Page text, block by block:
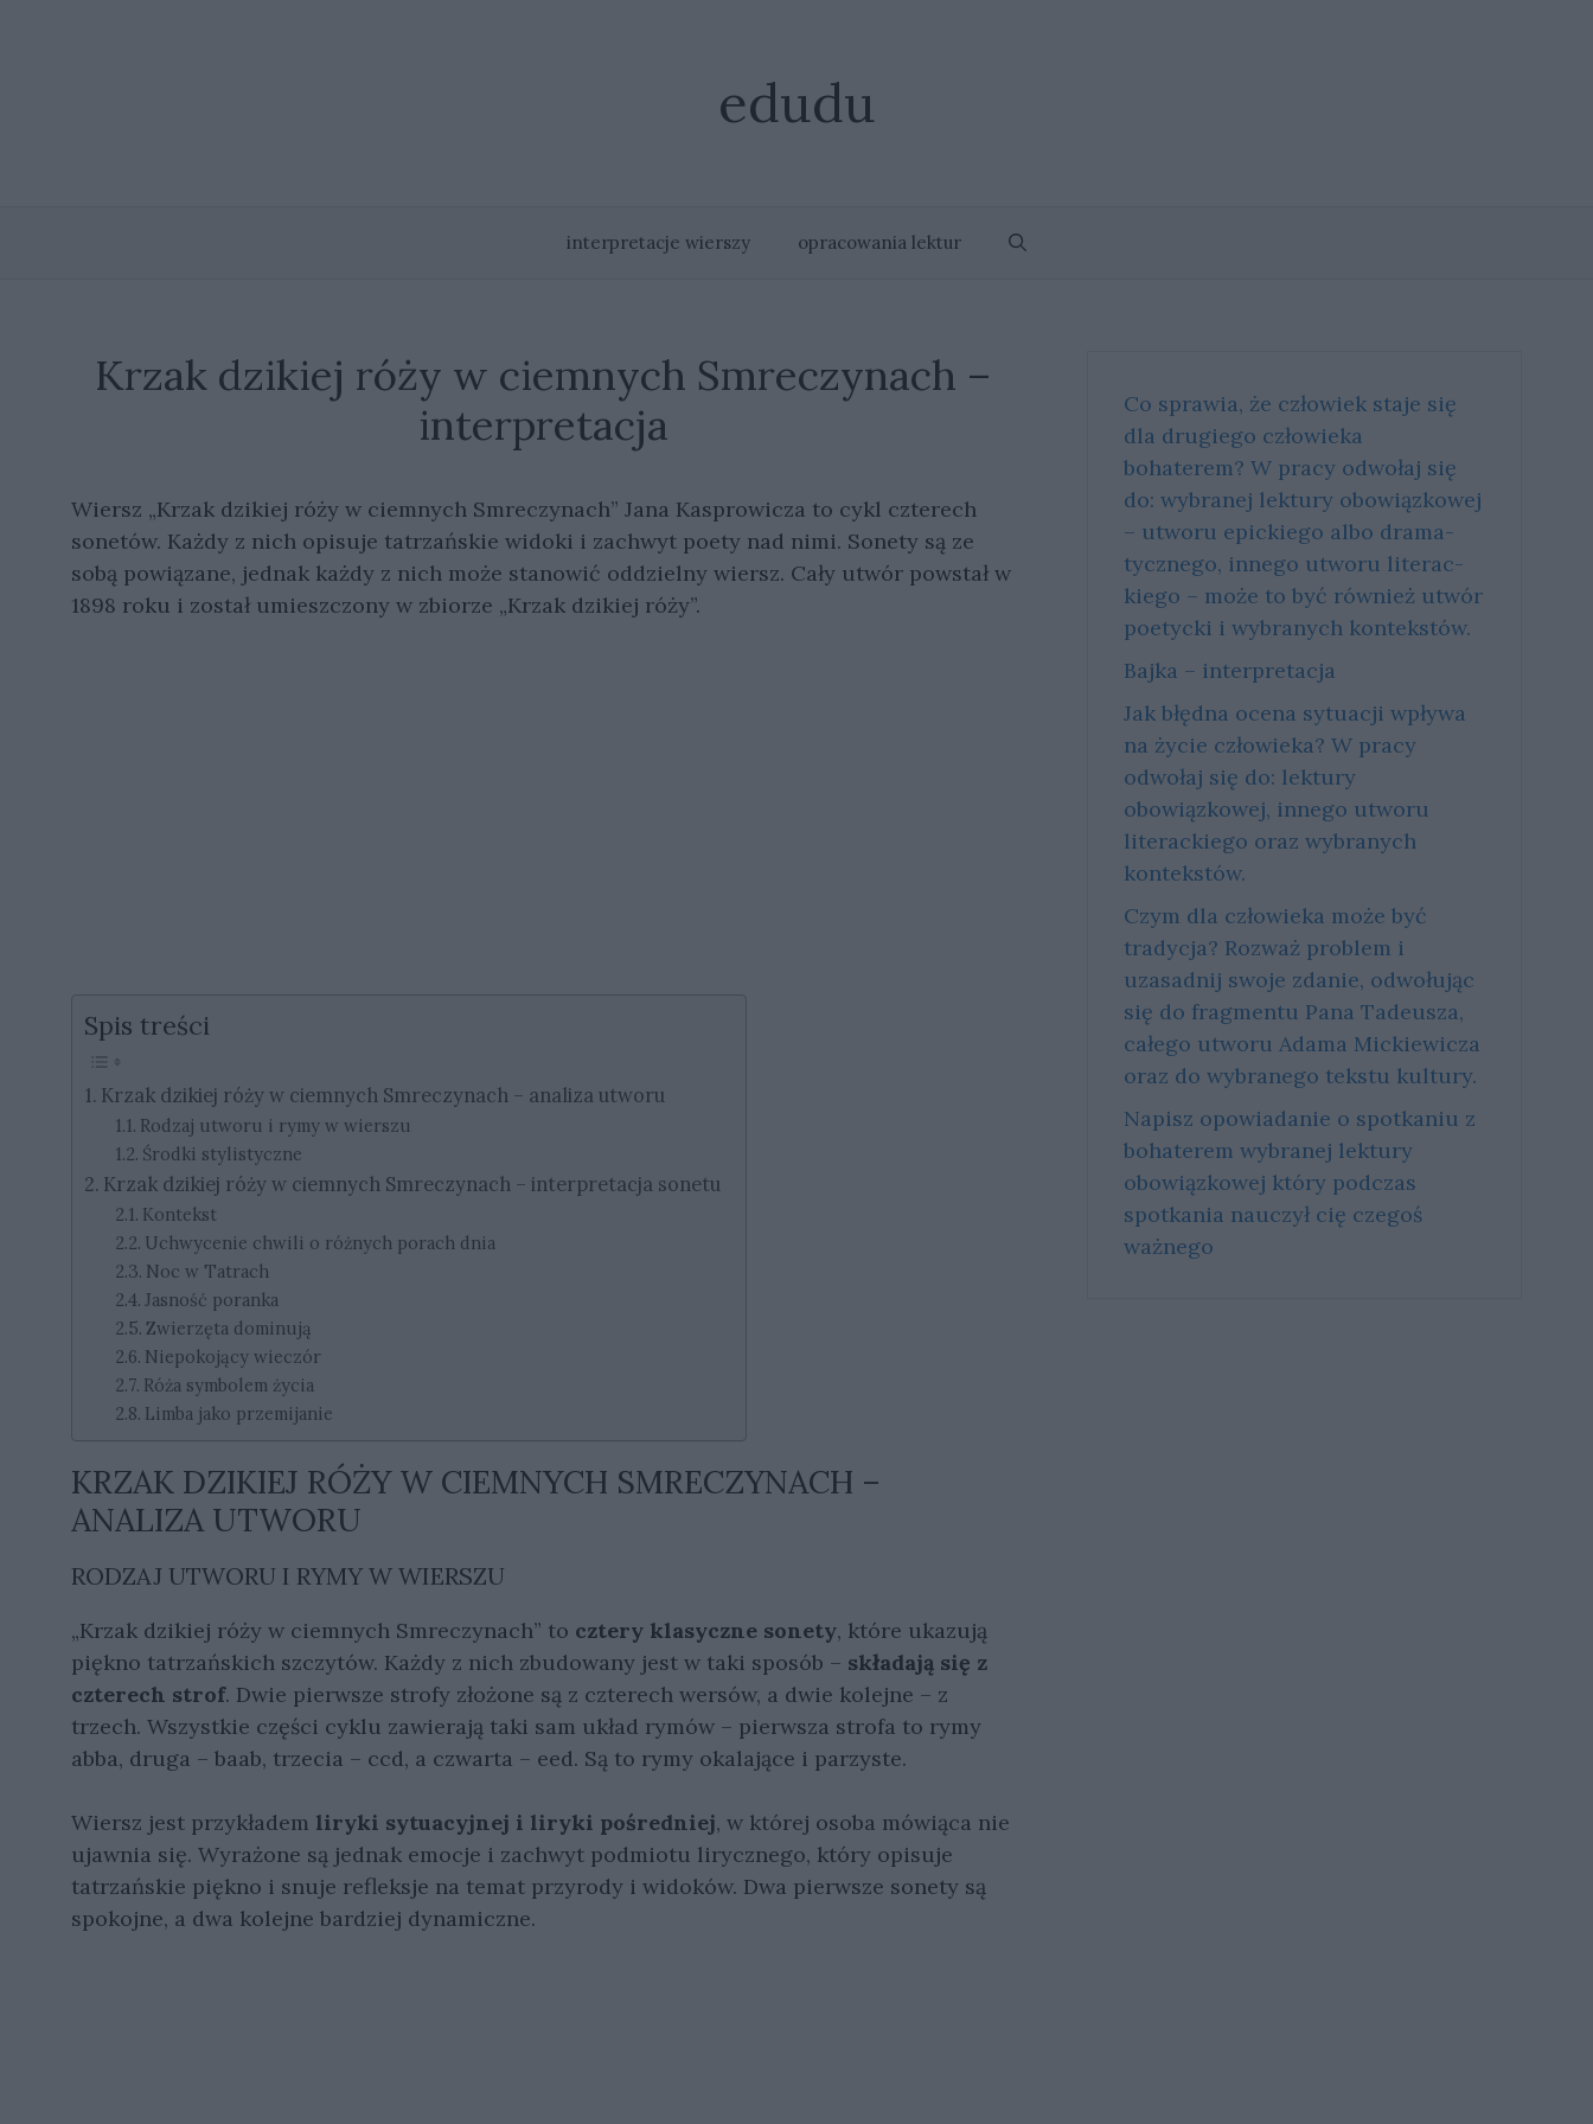
edudu
interpretacje wierszy opracowania lektur
Krzak dzikiej róży w ciemnych Smreczynach –
interpretacja
Wiersz „Krzak dzikiej róży w ciemnych Smreczynach” Jana Kasprowicza to cykl czterech
sonetów. Każdy z nich opisuje tatrzańskie widoki i zachwyt poety nad nimi. Sonety są ze
sobą powiązane, jednak każdy z nich może stanowić oddzielny wiersz. Cały utwór powstał w
1898 roku i został umieszczony w zbiorze „Krzak dzikiej róży”.
Spis treści
Krzak dzikiej róży w ciemnych Smreczynach – analiza utworu
Rodzaj utworu i rymy w wierszu
Środki stylistyczne
Krzak dzikiej róży w ciemnych Smreczynach – interpretacja sonetu
Kontekst
Uchwycenie chwili o różnych porach dnia
Noc w Tatrach
Jasność poranka
Zwierzęta dominują
Niepokojący wieczór
Róża symbolem życia
Limba jako przemijanie
KRZAK DZIKIEJ RÓŻY W CIEMNYCH SMRECZYNACH –
ANALIZA UTWORU
RODZAJ UTWORU I RYMY W WIERSZU
„Krzak dzikiej róży w ciemnych Smreczynach” to cztery klasyczne sonety, które ukazują
piękno tatrzańskich szczytów. Każdy z nich zbudowany jest w taki sposób – składają się z
czterech strof. Dwie pierwsze strofy złożone są z czterech wersów, a dwie kolejne – z
trzech. Wszystkie części cyklu zawierają taki sam układ rymów – pierwsza strofa to rymy
abba, druga – baab, trzecia – ccd, a czwarta – eed. Są to rymy okalające i parzyste.
Wiersz jest przykładem liryki sytuacyjnej i liryki pośredniej, w której osoba mówiąca nie
ujawnia się. Wyrażone są jednak emocje i zachwyt podmiotu lirycznego, który opisuje
tatrzańskie piękno i snuje refleksje na temat przyrody i widoków. Dwa pierwsze sonety są
spokojne, a dwa kolejne bardziej dynamiczne.
Co sprawia, że człowiek staje się
dla drugiego człowieka
bohaterem? W pra­cy od­wo­łaj się
do: wy­bra­nej lek­tu­ry obo­wiąz­ko­wej
– utwo­ru epic­kie­go albo dra­ma­
tycz­ne­go, in­ne­go utwo­ru li­te­rac­
kie­go – może to być rów­nież utwór
po­etyc­ki i wy­bra­nych kon­tek­stów.
Bajka – interpretacja
Jak błędna ocena sytuacji wpływa
na życie człowieka? W pracy
odwołaj się do: lektury
obowiązkowej, innego utworu
literackiego oraz wybranych
kontekstów.
Czym dla człowieka może być
tradycja? Rozważ problem i
uzasadnij swoje zdanie, odwołując
się do fragmentu Pana Tadeusza,
całego utworu Adama Mickiewicza
oraz do wybranego tekstu kultury.
Napisz opowiadanie o spotkaniu z
bohaterem wybranej lektury
obowiązkowej który podczas
spotkania nauczył cię czegoś
ważnego